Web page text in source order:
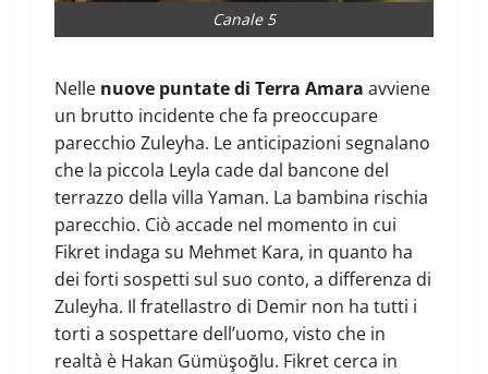
Canale 5
Nelle nuove puntate di Terra Amara avviene
un brutto incidente che fa preoccupare
parecchio Zuleyha. Le anticipazioni segnalano
che la piccola Leyla cade dal bancone del
terrazzo della villa Yaman. La bambina rischia
parecchio. Ciò accade nel momento in cui
Fikret indaga su Mehmet Kara, in quanto ha
dei forti sospetti sul suo conto, a differenza di
Zuleyha. Il fratellastro di Demir non ha tutti i
torti a sospettare dell’uomo, visto che in
realtà è Hakan Gümüşoğlu. Fikret cerca in